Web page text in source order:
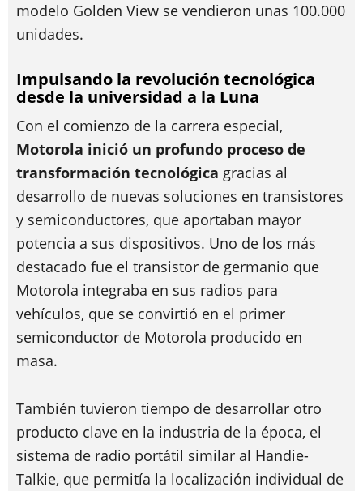
modelo Golden View se vendieron unas 100.000
unidades.
Impulsando la revolución tecnológica
desde la universidad a la Luna
Con el comienzo de la carrera especial,
Motorola inició un profundo proceso de
transformación tecnológica gracias al
desarrollo de nuevas soluciones en transistores
y semiconductores, que aportaban mayor
potencia a sus dispositivos. Uno de los más
destacado fue el transistor de germanio que
Motorola integraba en sus radios para
vehículos, que se convirtió en el primer
semiconductor de Motorola producido en
masa.
También tuvieron tiempo de desarrollar otro
producto clave en la industria de la época, el
sistema de radio portátil similar al Handie-
Talkie, que permitía la localización individual de